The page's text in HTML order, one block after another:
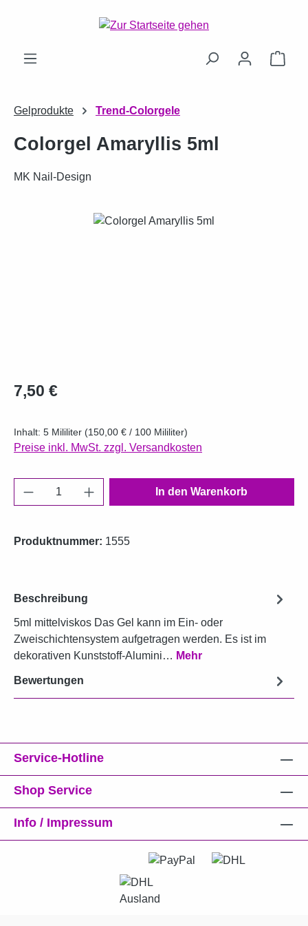
Zum Hauptinhalt springen
Gelprodukte Trend-Colorgele
Colorgel Amaryllis 5ml
MK Nail-Design
Bildergalerie überspringen
Regulärer Preis:
7,50 €
Inhalt: 5 Mililiter (150,00 € / 100 Mililiter)
Preise inkl. MwSt. zzgl. Versandkosten
Produkt Anzahl: Gib den gewünschten
In den Warenkorb
Produktnummer: 1555
Beschreibung
5ml mittelviskos Das Gel kann im Ein- oder
Zweischichtensystem aufgetragen werden. Es ist im
dekorativen Kunststoff-Alumini… Mehr
Bewertungen
Service-Hotline
Shop Service
Info / Impressum